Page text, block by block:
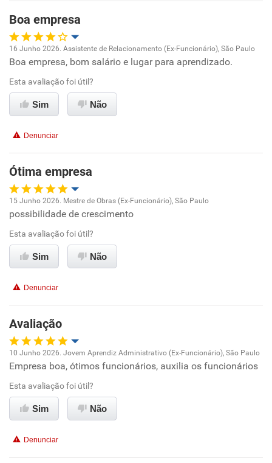
Não recomenda a diretoria
Boa empresa
Oportunidade de promoção
Ambiente de trabalho
Benefícios
Recomenda esta empresa
16 Junho 2026. Assistente de Relacionamento (Ex-Funcionário), São Paulo
Boa empresa, bom salário e lugar para aprendizado.
Esta avaliação foi útil?
Sim Não
Denunciar
Ótima empresa
Oportunidade de promoção
Ambiente de trabalho
Benefícios
Recomenda esta empresa
Recomenda a diretoria
15 Junho 2026. Mestre de Obras (Ex-Funcionário), São Paulo
possibilidade de crescimento
Esta avaliação foi útil?
Sim Não
Denunciar
Avaliação
Oportunidade de promoção
Ambiente de trabalho
Benefícios
10 Junho 2026. Jovem Aprendiz Administrativo (Ex-Funcionário), São Paulo
Empresa boa, ótimos funcionários, auxilia os funcionários
Esta avaliação foi útil?
Sim Não
Denunciar